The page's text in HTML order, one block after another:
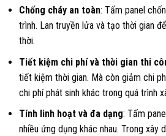
Chống cháy an toàn: Tấm panel
trình. Lan truyền lửa và tạo thời gian
thời.
Tiết kiệm chi phí và thời gian thi
tiết kiệm thời gian. Mà còn giảm chi
chi phí phát sinh khác trong quá trình
Tính linh hoạt và đa dạng: Tấm
nhiều ứng dụng khác nhau. Trong xây